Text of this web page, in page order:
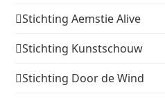
Stichting Aemstie Alive
Stichting Kunstschouw
Stichting Door de Wind